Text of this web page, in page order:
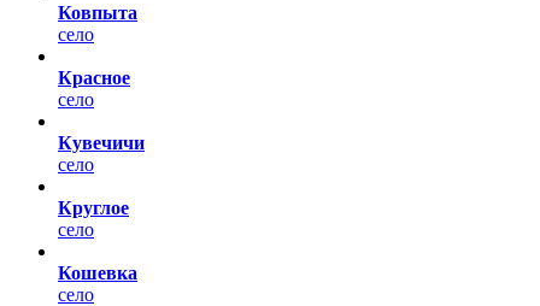
Ковпыта
село
Красное
село
Кувечичи
село
Круглое
село
Кошевка
село